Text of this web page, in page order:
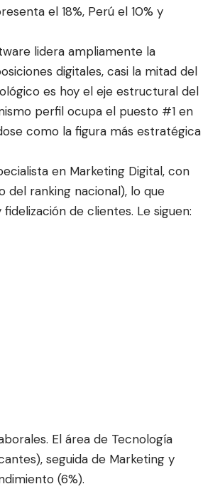
el 18%, Perú el 10% y
lidera ampliamente la
digitales, casi la mitad del
es hoy el eje estructural del
perfil ocupa el puesto #1 en
como la figura más estratégica
en Marketing Digital, con
del ranking nacional), lo que
de clientes. Le siguen:
El área de Tecnología
seguida de Marketing y
(6%).